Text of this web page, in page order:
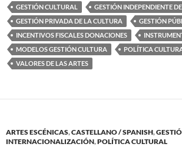
GESTIÓN CULTURAL
GESTIÓN INDEPENDIENTE
GESTIÓN PRIVADA DE LA CULTURA
GESTIÓN
INCENTIVOS FISCALES DONACIONES
MODELOS GESTIÓN CULTURA
POLÍTICA
VALORES DE LAS ARTES
ARTES ESCÉNICAS,CASTELLANO / SPANISH,
INTERNACIONALIZACIÓN,POLÍTICA CULTURAL